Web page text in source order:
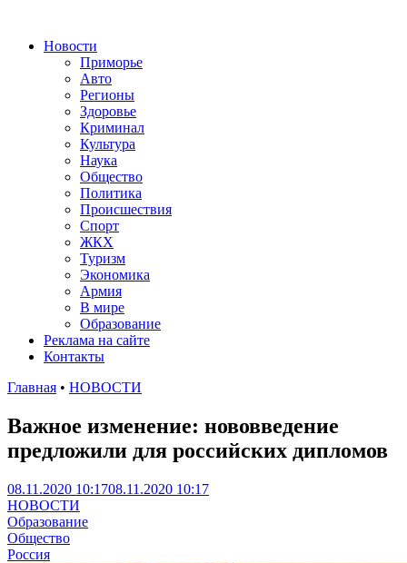
Новости
Приморье
Авто
Регионы
Здоровье
Криминал
Культура
Наука
Общество
Политика
Происшествия
Спорт
ЖКХ
Туризм
Экономика
Армия
В мире
Образование
Реклама на сайте
Контакты
Главная • НОВОСТИ
Важное изменение: нововведение
предложили для российских дипломов
08.11.2020 10:1708.11.2020 10:17
НОВОСТИ
Образование
Общество
Россия